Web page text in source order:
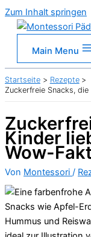
Zum Inhalt springen
Main Menu
Startseite
Rezepte
Zuckerfreie Snacks,
Kinder
Wow-
Von Montessori /